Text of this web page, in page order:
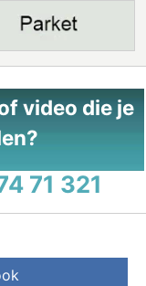
video die je
71 321